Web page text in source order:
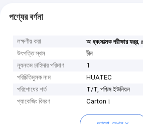
পণ্যের বর্ণনা
লক্ষণীয় করা অ ধ্বংসাত্মক পরীক্ষার যন্ত্র,
উৎপত্তি স্থল
চীন
ন্যূনতম চাহিদার পরিমাণ
1
পরিচিতিমুলক নাম
HUATEC
পরিশোধের শর্ত
T/T, পশ্চিম ইউনিয়ন
প্যাকেজিং বিবরণ
Carton।